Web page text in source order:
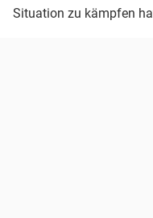
Situation zu kämpfen